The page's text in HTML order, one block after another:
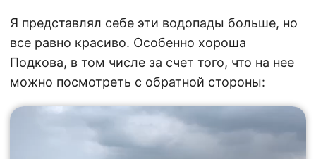
Я представлял себе эти водопады больше, но
все равно красиво. Особенно хороша
Подкова, в том числе за счет того, что на нее
можно посмотреть с обратной стороны: